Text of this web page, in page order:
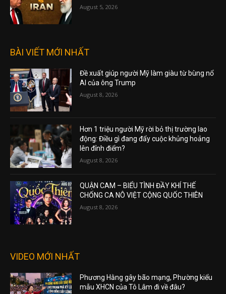
August 5, 2026
BÀI VIẾT MỚI NHẤT
Đề xuất giúp người Mỹ làm giàu từ bùng nổ
AI của ông Trump
August 8, 2026
Hơn 1 triệu người Mỹ rời bỏ thị trường lao
động: Điều gì đang đẩy cuộc khủng hoảng
lên đỉnh điểm?
August 8, 2026
QUẬN CAM – BIỂU TÌNH ĐẦY KHÍ THẾ
CHỐNG CA NÔ VIỆT CỘNG QUỐC THIÊN
August 8, 2026
VIDEO MỚI NHẤT
Phương Hằng gây bão mạng, Phường kiểu
mẫu XHCN của Tô Lâm đi về đâu?